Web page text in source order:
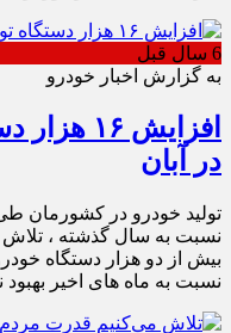
6 سال قبل
به گزارش اخبار خودرو
افزایش
در آبان
تولید خودرو در
نسبت به سال گذشته ، تلاش
بیش از دو هزار دستگاه
نسبت به ماه های اخیر